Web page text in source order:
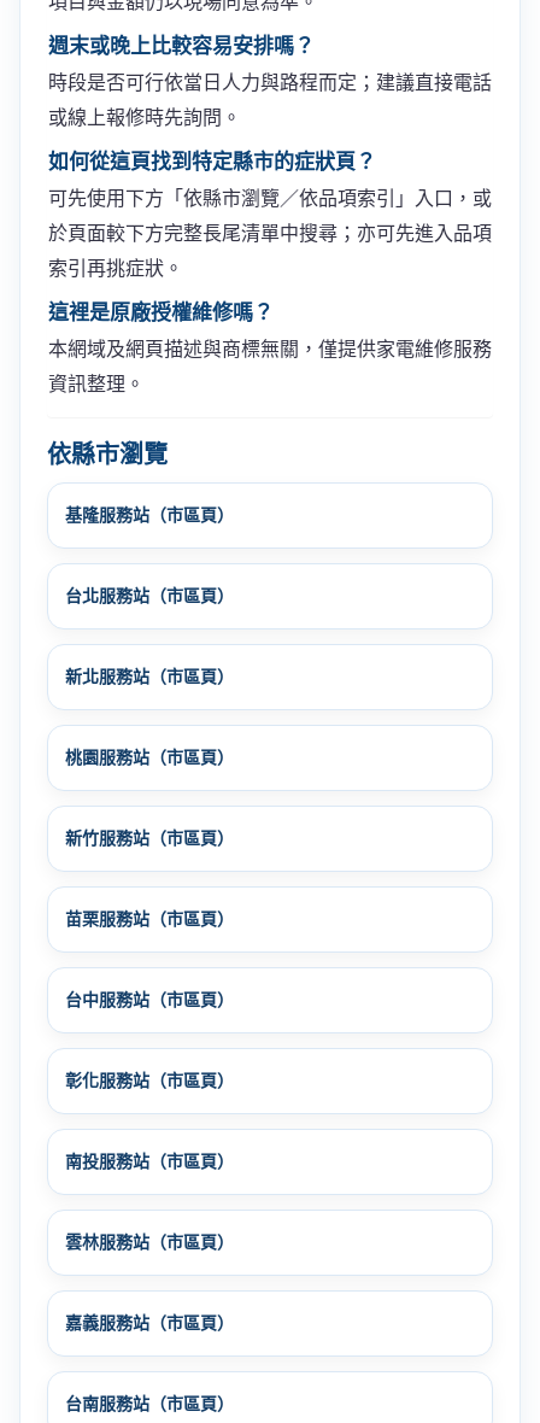
週末或晚上比較容易安排嗎？
時段是否可行依當日人力與路程而定；建議直接電話
或線上報修時先詢問。
如何從這頁找到特定縣市的症狀頁？
可先使用下方「依縣市瀏覽／依品項索引」入口，或
於頁面較下方完整長尾清單中搜尋；亦可先進入品項
索引再挑症狀。
這裡是原廠授權維修嗎？
本網域及網頁描述與商標無關，僅提供家電維修服務
資訊整理。
依縣市瀏覽
基隆服務站（市區頁）
台北服務站（市區頁）
新北服務站（市區頁）
桃園服務站（市區頁）
新竹服務站（市區頁）
苗栗服務站（市區頁）
台中服務站（市區頁）
彰化服務站（市區頁）
南投服務站（市區頁）
雲林服務站（市區頁）
嘉義服務站（市區頁）
台南服務站（市區頁）